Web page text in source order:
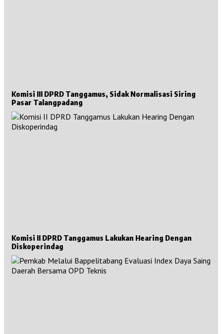
Komisi III DPRD Tanggamus, Sidak Normalisasi Siring
Pasar Talangpadang
Komisi II DPRD Tanggamus Lakukan Hearing Dengan
Diskoperindag